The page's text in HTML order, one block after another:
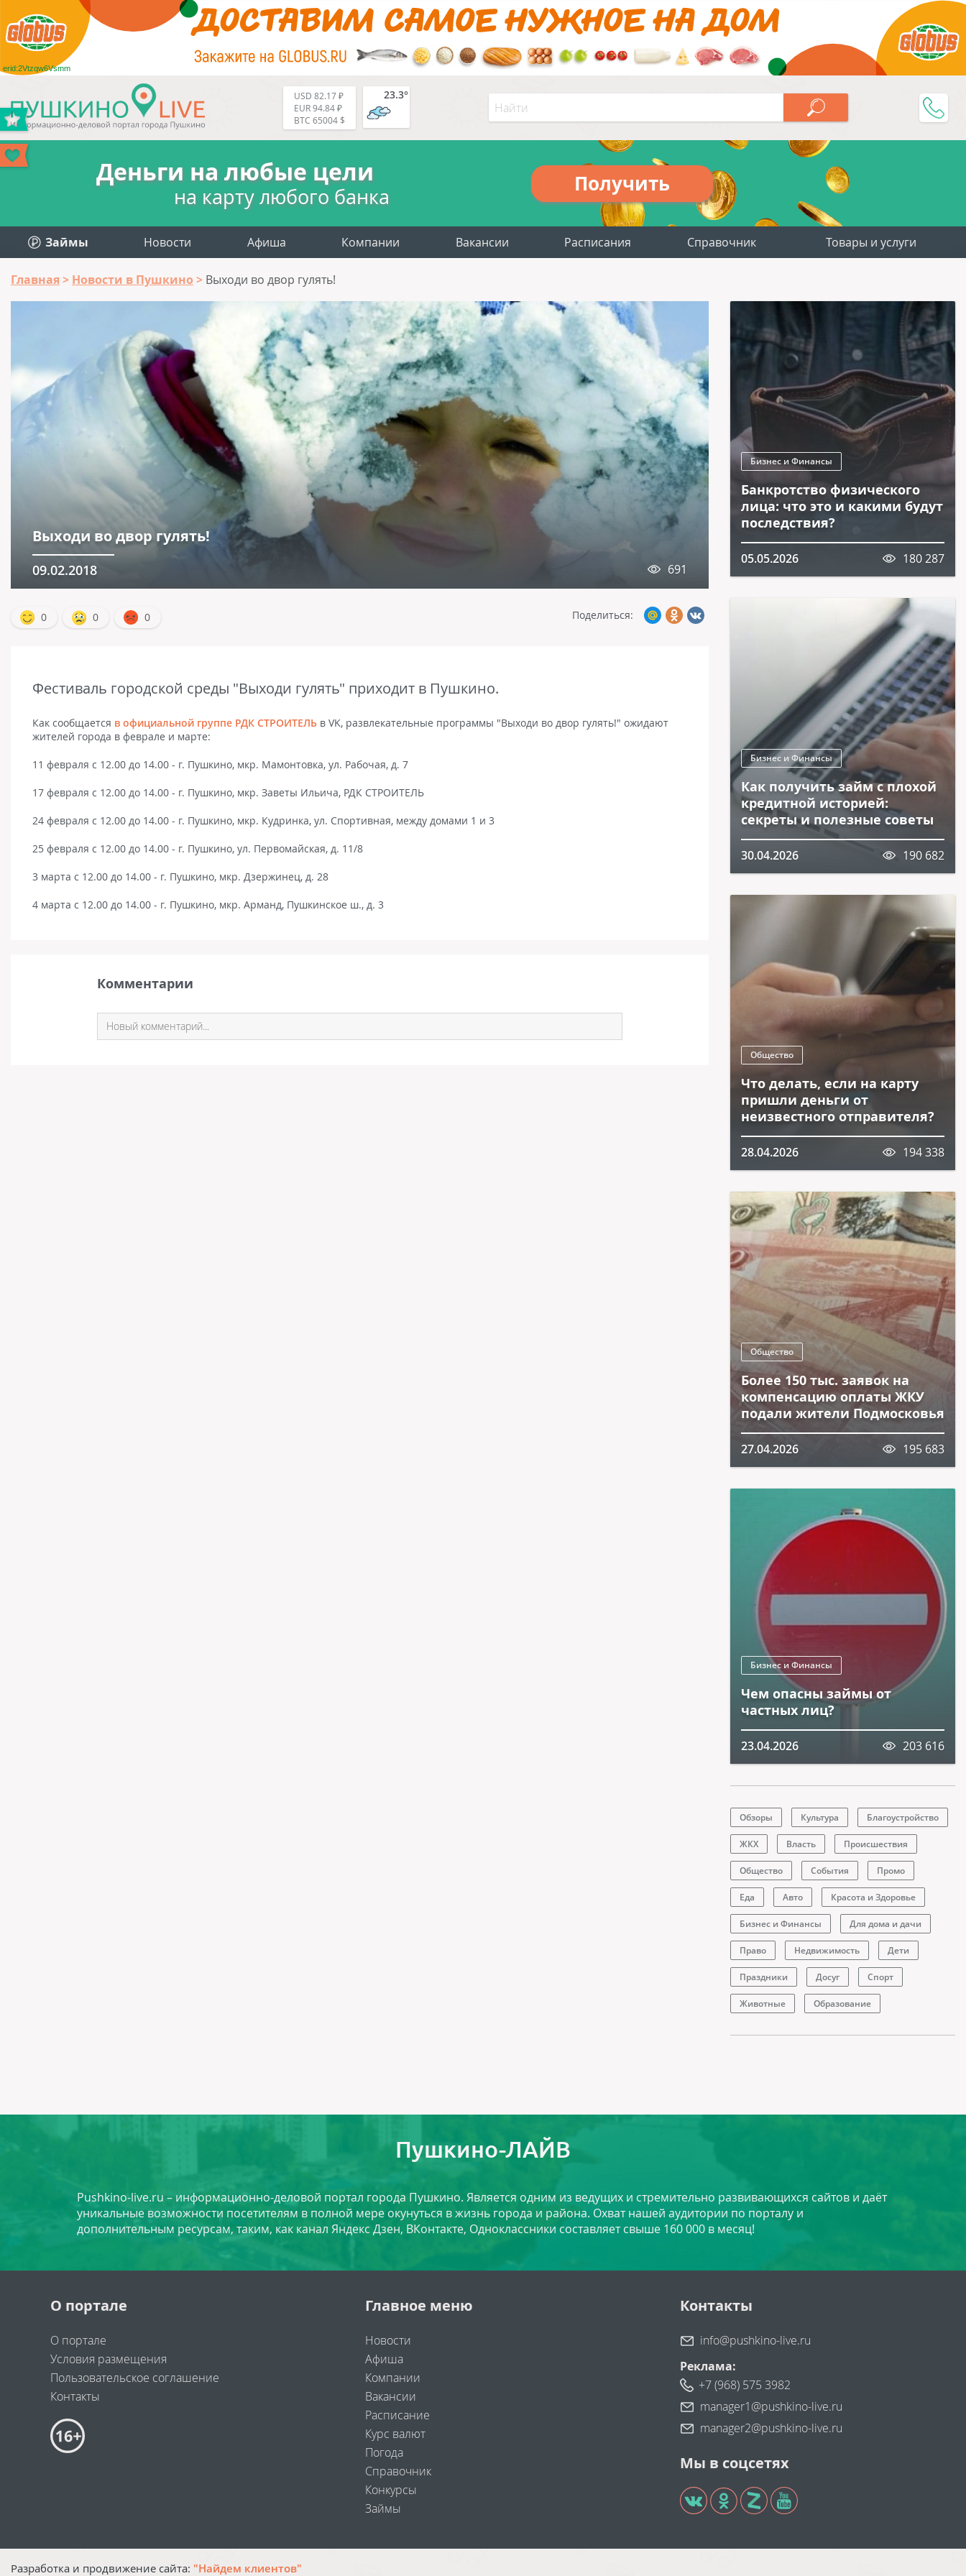
erid:2Vtzqw6Vsmm
USD 82.17 ₽
EUR 94.84 ₽
BTC 65004 $
23.3°
Деньги на любые цели
на карту любого банка
Получить
Займы Новости Афиша Компании Вакансии Расписания Справочник Товары и услуги
Главная Новости в Пушкино Выходи во двор гулять!
Выходи во двор гулять!
09.02.2018 691
0 0 0 Поделиться:
Фестиваль городской среды "Выходи гулять" приходит в Пушкино.
Как сообщается в официальной группе РДК СТРОИТЕЛЬ в VK, развлекательные программы "Выходи во двор гулять!" ожидают
жителей города в феврале и марте:
11 февраля с 12.00 до 14.00 - г. Пушкино, мкр. Мамонтовка, ул. Рабочая, д. 7
17 февраля с 12.00 до 14.00 - г. Пушкино, мкр. Заветы Ильича, РДК СТРОИТЕЛЬ
24 февраля с 12.00 до 14.00 - г. Пушкино, мкр. Кудринка, ул. Спортивная, между домами 1 и 3
25 февраля с 12.00 до 14.00 - г. Пушкино, ул. Первомайская, д. 11/8
3 марта с 12.00 до 14.00 - г. Пушкино, мкр. Дзержинец, д. 28
4 марта с 12.00 до 14.00 - г. Пушкино, мкр. Арманд, Пушкинское ш., д. 3
Комментарии
Бизнес и Финансы
Банкротство физического
лица: что это и какими будут
последствия?
05.05.2026 180 287
Бизнес и Финансы
Как получить займ с плохой
кредитной историей:
секреты и полезные советы
30.04.2026 190 682
Общество
Что делать, если на карту
пришли деньги от
неизвестного отправителя?
28.04.2026 194 338
Общество
Более 150 тыс. заявок на
компенсацию оплаты ЖКУ
подали жители Подмосковья
27.04.2026 195 683
Бизнес и Финансы
Чем опасны займы от
частных лиц?
23.04.2026 203 616
Обзоры Культура Благоустройство
ЖКХ Власть Происшествия
Общество События Промо
Еда Авто Красота и Здоровье
Бизнес и Финансы Для дома и дачи
Право Недвижимость Дети
Праздники Досуг Спорт
Животные Образование
Пушкино-ЛАЙВ
Pushkino-live.ru – информационно-деловой портал города Пушкино. Является одним из ведущих и стремительно развивающихся сайтов и даёт
уникальные возможности посетителям в полной мере окунуться в жизнь города и района. Охват нашей аудитории по порталу и
дополнительным ресурсам, таким, как канал Яндекс Дзен, ВКонтакте, Одноклассники составляет свыше 160 000 в месяц!
О портале
О портале
Условия размещения
Пользовательское соглашение
Контакты
Главное меню
Новости
Афиша
Компании
Вакансии
Расписание
Курс валют
Погода
Справочник
Конкурсы
Займы
Контакты
info@pushkino-live.ru
Реклама:
+7 (968) 575 3982
manager1@pushkino-live.ru
manager2@pushkino-live.ru
Мы в соцсетях
Разработка и продвижение сайта: "Найдем клиентов"